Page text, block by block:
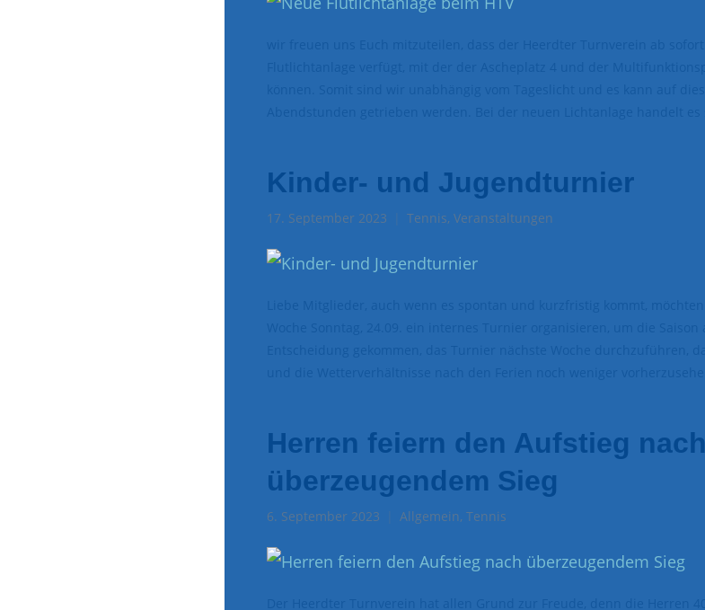
Kinder- und Jugendturnier
17. September 2023 Tennis, Veranstaltungen
Herren feiern den Aufstieg nach
überzeugendem Sieg
6. September 2023 Allgemein, Tennis